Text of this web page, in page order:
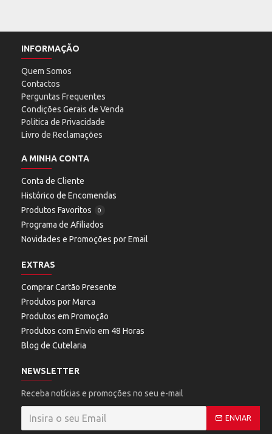
INFORMAÇÃO
Quem Somos
Contactos
Perguntas Frequentes
Condições Gerais de Venda
Politica de Privacidade
Livro de Reclamações
A MINHA CONTA
Conta de Cliente
Histórico de Encomendas
Produtos Favoritos
0
Programa de Afiliados
Novidades e Promoções por Email
EXTRAS
Comprar Cartão Presente
Produtos por Marca
Produtos em Promoção
Produtos com Envio em 48 Horas
Blog de Cutelaria
NEWSLETTER
Receba notícias e promoções no seu e-mail
ENVIAR